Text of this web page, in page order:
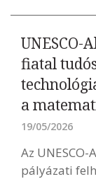
UNESCO-
fiatal
a
19/05/2026
Az
pályázati